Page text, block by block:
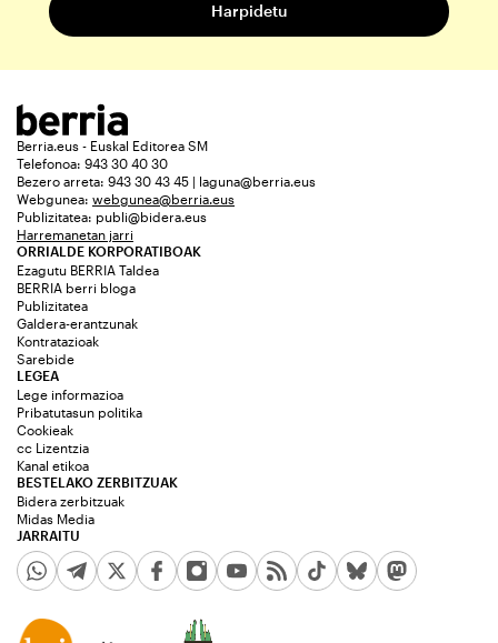
Berria.eus - Euskal Editorea SM
Telefonoa: 943 30 40 30
Bezero arreta: 943 30 43 45 | laguna@berria.eus
Webgunea: webgunea@berria.eus
Publizitatea: publi@bidera.eus
Harremanetan jarri
ORRIALDE KORPORATIBOAK
Ezagutu BERRIA Taldea
BERRIA berri bloga
Publizitatea
Galdera-erantzunak
Kontratazioak
Sarebide
JARRAITU
LEGEA
Lege informazioa
Pribatutasun politika
Cookieak
cc Lizentzia
Kanal etikoa
BESTELAKO ZERBITZUAK
Bidera zerbitzuak
Midas Media